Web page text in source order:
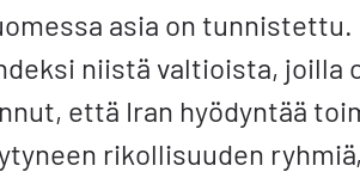
asia on
niistä valtioista, joilla
että Iran hyödyntää
rikollisuuden